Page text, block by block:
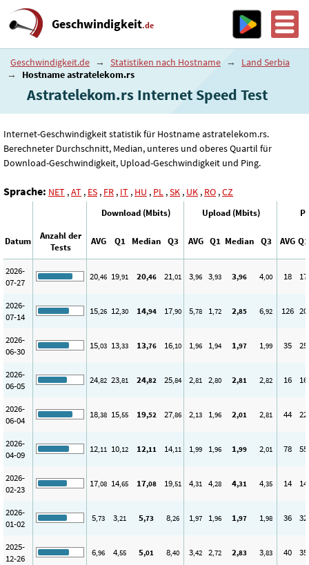
Geschwindigkeit.de
Geschwindigkeit.de → Statistiken nach Hostname →
Land Serbia
→
Hostname astratelekom.rs
Astratelekom.rs Internet Speed ​​Test
Internet-Geschwindigkeit statistik für Hostname astratelekom.rs.
Berechneter Durchschnitt, Median, unteres und oberes Quartil für
Download-Geschwindigkeit, Upload-Geschwindigkeit und Ping.
Sprache: NET ,AT , ES , FR , IT , HU , PL ,SK , UK , RO ,CZ
Download (Mbits) Upload (Mbits)
Datum
Anzahl der
Tests
AVG Q1 Median Q3 AVG Q1 Median Q3 AVG Q1
2026-
07-27
20,46 19,91 20,46 21,01 3,96 3,93 3,96 4,00 18 17
2026-
07-14
15,26 12,30 14,94 17,90 5,78 1,72 2,85 6,92 126 20
2026-
06-30
15,03 13,33 13,76 16,10 1,96 1,94 1,97 1,99 35 25
2026-
06-05
24,82 23,81 24,82 25,84 2,81 2,80 2,81 2,82 16 16
2026-
06-04
18,38 15,55 19,52 27,86 2,13 1,96 2,01 2,81 44 22
2026-
04-09
12,11 10,12 12,11 14,11 1,99 1,96 1,99 2,01 78 55
2026-
02-23
17,08 14,65 17,08 19,51 4,31 4,28 4,31 4,35 14 14
2026-
01-02
5,73 3,21 5,73 8,26 1,97 1,96 1,97 1,98 36 32
2025-
12-26
6,96 4,55 5,01 8,40 3,42 2,72 2,83 3,83 40 35